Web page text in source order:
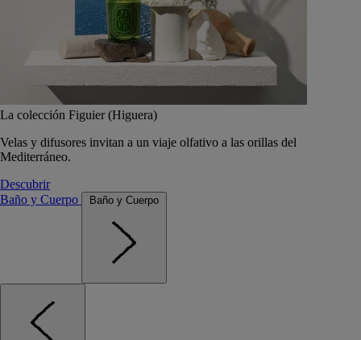
La colección Figuier (Higuera)
Velas y difusores invitan a un viaje olfativo a las orillas del
Mediterráneo.
Descubrir
Baño y Cuerpo
Baño y Cuerpo